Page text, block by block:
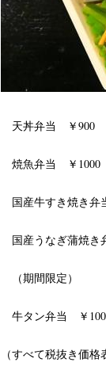
天丼弁当 ￥900
焼魚弁当 ￥1000
国産牛すき焼き
国産うなぎ蒲焼
（期間限定）
牛タン弁当 ￥
（すべて税抜き価